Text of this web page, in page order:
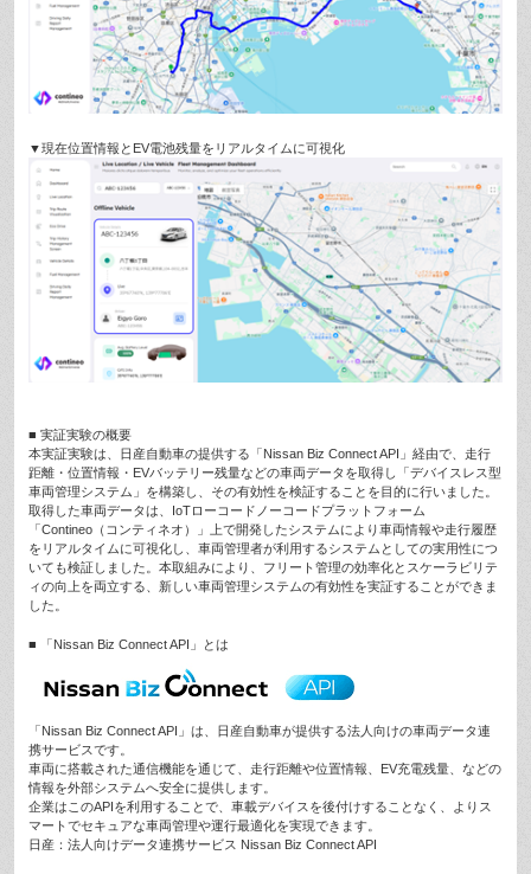
▼現在位置情報とEV電池残量をリアルタイムに可視化
■ 実証実験の概要
本実証実験は、日産自動車の提供する「Nissan Biz Connect API」経由で、走行
距離・位置情報・EVバッテリー残量などの車両データを取得し「デバイスレス型
車両管理システム」を構築し、その有効性を検証することを目的に行いました。
取得した車両データは、IoTローコードノーコードプラットフォーム
「Contineo（コンティネオ）」上で開発したシステムにより車両情報や走行履歴
をリアルタイムに可視化し、車両管理者が利用するシステムとしての実用性につ
いても検証しました。本取組みにより、フリート管理の効率化とスケーラビリテ
ィの向上を両立する、新しい車両管理システムの有効性を実証することができま
した。
■ 「Nissan Biz Connect API」とは
「Nissan Biz Connect API」は、日産自動車が提供する法人向けの車両データ連
携サービスです。
車両に搭載された通信機能を通じて、走行距離や位置情報、EV充電残量、などの
情報を外部システムへ安全に提供します。
企業はこのAPIを利用することで、車載デバイスを後付けすることなく、よりス
マートでセキュアな車両管理や運行最適化を実現できます。
日産：法人向けデータ連携サービス Nissan Biz Connect API